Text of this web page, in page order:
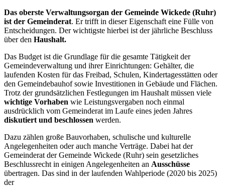
Das oberste Verwaltungsorgan der Gemeinde Wickede (Ruhr)
ist der Gemeinderat. Er trifft in dieser Eigenschaft eine Fülle von
Entscheidungen. Der wichtigste hierbei ist der jährliche Beschluss
über den Haushalt.
Das Budget ist die Grundlage für die gesamte Tätigkeit der
Gemeindeverwaltung und ihrer Einrichtungen: Gehälter, die
laufenden Kosten für das Freibad, Schulen, Kindertagesstätten oder
den Gemeindebauhof sowie Investitionen in Gebäude und Flächen.
Trotz der grundsätzlichen Festlegungen im Haushalt müssen viele
wichtige Vorhaben wie Leistungsvergaben noch einmal
ausdrücklich vom Gemeinderat im Laufe eines jeden Jahres
diskutiert und beschlossen werden.
Dazu zählen große Bauvorhaben, schulische und kulturelle
Angelegenheiten oder auch manche Verträge. Dabei hat der
Gemeinderat der Gemeinde Wickede (Ruhr) sein gesetzliches
Beschlussrecht in einigen Angelegenheiten an Ausschüsse
übertragen. Das sind in der laufenden Wahlperiode (2020 bis 2025)
der